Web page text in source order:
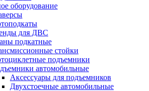
оборудование
для ДВС
подкатные
стойки
подъемники
автомобильные
Аксессуары для подъемников
Двухстоечные автомобильные